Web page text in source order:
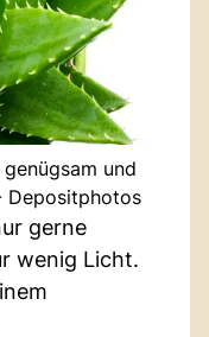
und
Depositphotos
gerne
wenig Licht.